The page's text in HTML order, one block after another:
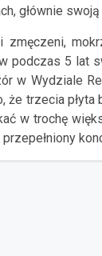
głównie
zmęczeni,
podczas 5 lat
w Wydziale
że trzecia
w trochę